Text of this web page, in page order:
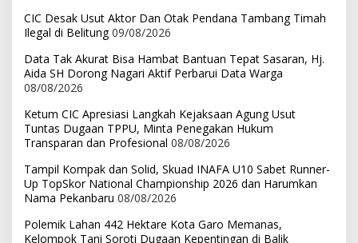
CIC Desak Usut Aktor Dan Otak Pendana Tambang Timah
Ilegal di Belitung 09/08/2026
Data Tak Akurat Bisa Hambat Bantuan Tepat Sasaran, Hj.
Aida SH Dorong Nagari Aktif Perbarui Data Warga
08/08/2026
Ketum CIC Apresiasi Langkah Kejaksaan Agung Usut
Tuntas Dugaan TPPU, Minta Penegakan Hukum
Transparan dan Profesional 08/08/2026
Tampil Kompak dan Solid, Skuad INAFA U10 Sabet Runner-
Up TopSkor National Championship 2026 dan Harumkan
Nama Pekanbaru 08/08/2026
Polemik Lahan 442 Hektare Kota Garo Memanas,
Kelompok Tani Soroti Dugaan Kepentingan di Balik